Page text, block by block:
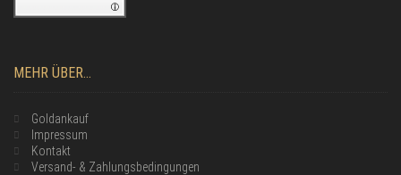
MEHR ÜBER...
Goldankauf
Impressum
Kontakt
Versand- & Zahlungsbedingungen